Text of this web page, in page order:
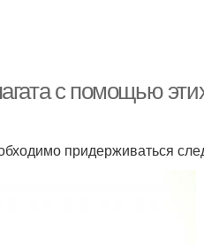
с помощью
придерживаться